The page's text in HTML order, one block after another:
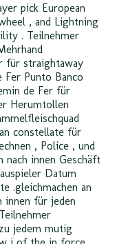
pick European
, and Lightning
. Teilnehmer
für straightaway
Fer Punto Banco
de Fer für
Herumtollen
constellate für
, Police , und
nach innen Geschäft
Datum
.gleichmachen an
innen für jeden
jedem mutig